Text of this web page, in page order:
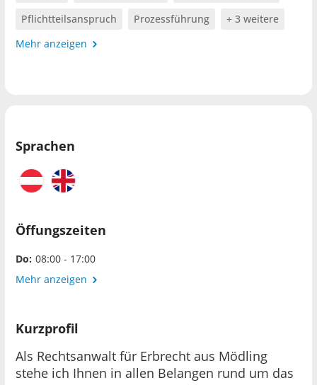
Pflichtteilsanspruch
Prozessführung
+ 3 weitere
Mehr anzeigen
Sprachen
Öffungszeiten
Do: 08:00 - 17:00
Mehr anzeigen
Kurzprofil
Als Rechtsanwalt für Erbrecht aus Mödling
stehe ich Ihnen in allen Belangen rund um das